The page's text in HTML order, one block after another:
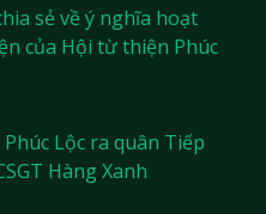
sẻ về ý nghĩa hoạt
của Hội từ thiện Phúc
Lộc ra quân Tiếp
Hàng Xanh